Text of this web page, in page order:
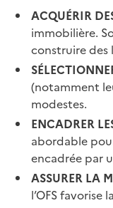
ACQUÉRIR
immobilière.
construire des
(notamment
modestes.
ENCADRER
abordable
encadrée par
ASSURER LA
l’OFS